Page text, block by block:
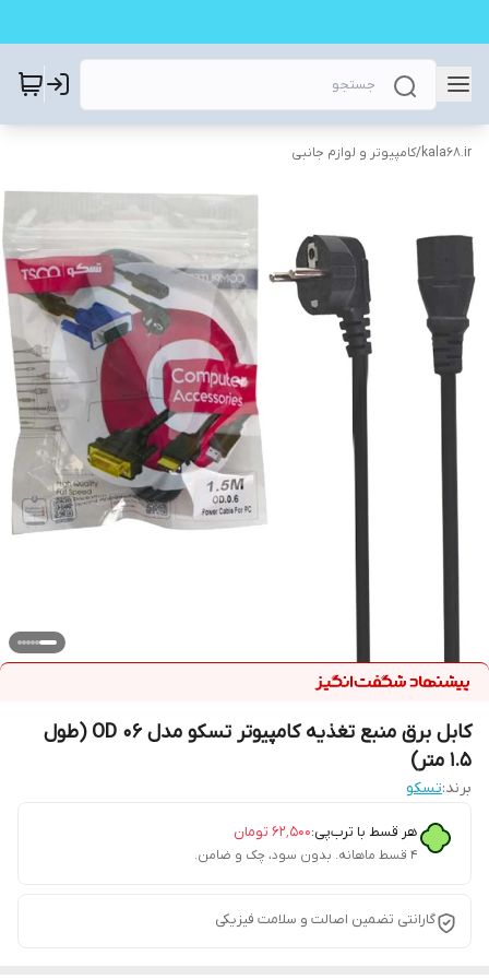
kala68.ir
/کامپیوتر و لوازم جانبی
کابل برق منبع تغذیه کامپیوتر تسکو مدل OD 06 (طول
1.5 متر)
برند:تسکو
هر قسط با ترب‌پی:۶۲٬۵۰۰ تومان
۴ قسط ماهانه. بدون سود، چک و ضامن.
گارانتی تضمین اصالت و سلامت فیزیکی